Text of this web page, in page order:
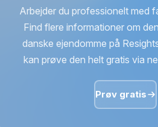
Arbejder du professionelt med
Find flere informationer om
danske ejendomme på
kan prøve den helt gratis via
Prøv gratis